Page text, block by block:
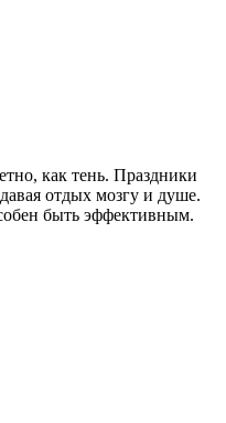
как тень. Праздники
отдых мозгу и душе.
быть эффективным.